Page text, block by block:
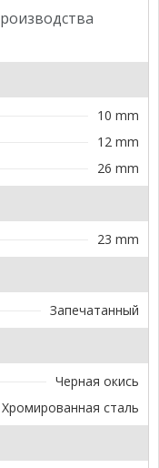
10 mm
12 mm
26 mm
23 mm
Запечатанный
Черная окись
Хромированная сталь